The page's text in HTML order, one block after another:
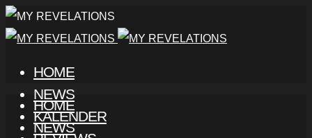
HOME
NEWS
KALENDER
HOME
NEWS